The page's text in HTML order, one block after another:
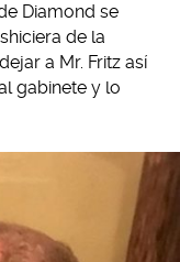
Diamond se
de la
a Mr. Fritz así
gabinete y lo